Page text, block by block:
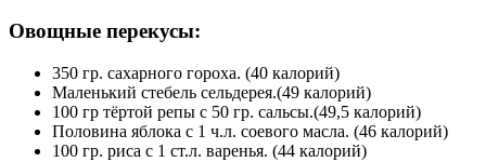
Овощные перекусы:
350 гр. сахарного гороха. (40 калорий)
Маленький стебель сельдерея.(49 калорий)
100 гр тёртой репы с 50 гр. сальсы.(49,5 калорий)
Половина яблока с 1 ч.л. соевого масла. (46 калорий)
100 гр. риса с 1 ст.л. варенья. (44 калорий)